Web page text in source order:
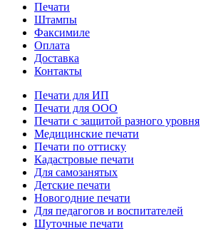
Печати
Штампы
Факсимиле
Оплата
Доставка
Контакты
Печати для ИП
Печати для ООО
Печати с защитой разного уровня
Медицинские печати
Печати по оттиску
Кадастровые печати
Для самозанятых
Детские печати
Новогодние печати
Для педагогов и воспитателей
Шуточные печати